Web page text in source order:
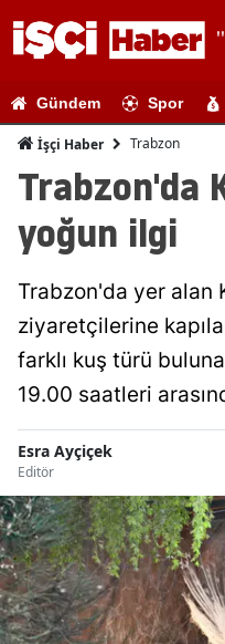
Gündem Spor
İşçi Haber Trabzon
Trabzon'da
yoğun ilgi
Trabzon'da yer alan
ziyaretçilerine
farklı kuş türü
19.00 saatleri
Esra Ayçiçek
Editör